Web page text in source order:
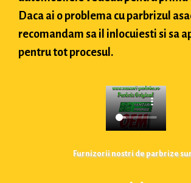
Daca ai o problema cu parbrizul
recomandam sa il inlocuiesti si sa
pentru tot procesul.
Furnizorii nostri de parbrize